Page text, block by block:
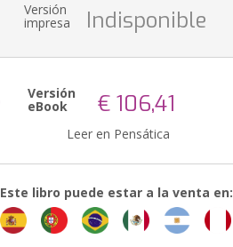
Versión
impresa Indisponible
Versión
eBook € 106,41
Leer en Pensática
Este libro puede estar a la venta en: